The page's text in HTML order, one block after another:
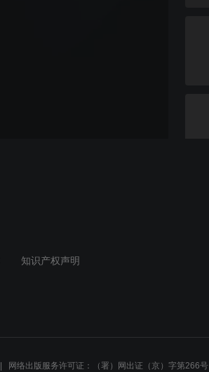
知识产权声明
网络出版服务许可证：（署）网出证（京）字第266号